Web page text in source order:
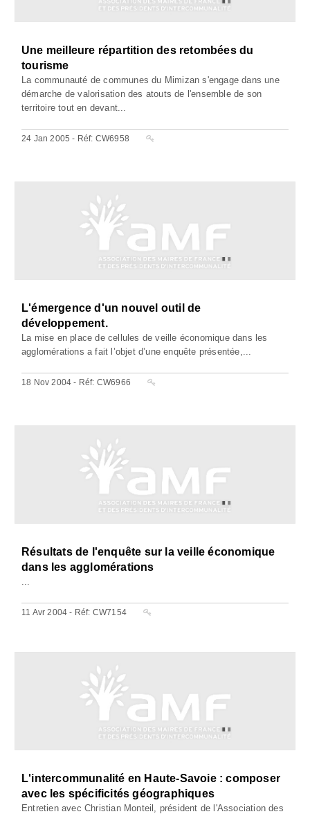
Une meilleure répartition des retombées du
tourisme
La communauté de communes du Mimizan s'engage dans une
démarche de valorisation des atouts de l'ensemble de son
territoire tout en devant...
24 Jan 2005 - Réf: CW6958
L'émergence d'un nouvel outil de
développement.
La mise en place de cellules de veille économique dans les
agglomérations a fait l’objet d’une enquête présentée,...
18 Nov 2004 - Réf: CW6966
Résultats de l'enquête sur la veille économique
dans les agglomérations
11 Avr 2004 - Réf: CW7154
L'intercommunalité en Haute-Savoie : composer
avec les spécificités géographiques
Entretien avec Christian Monteil, président de l'Association des